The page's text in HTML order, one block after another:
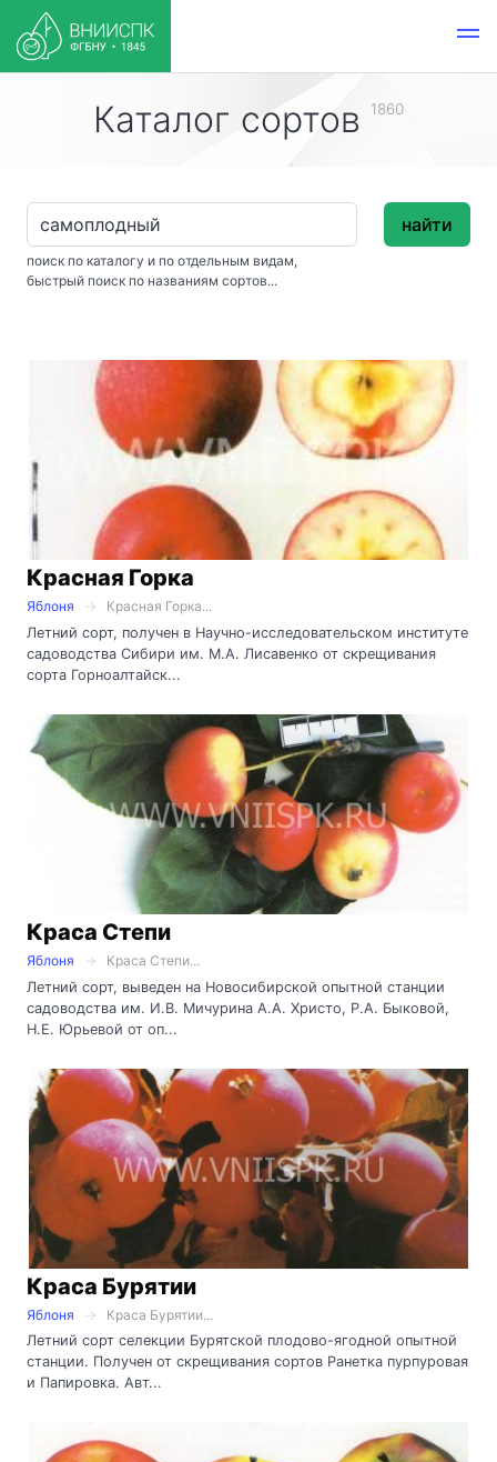
Каталог сортов 1860
поиск по каталогу и по отдельным видам,
быстрый поиск по названиям сортов...
найти
Красная Горка
Яблоня
Красная Горка...
Летний сорт, получен в Научно-исследовательском институте
садоводства Сибири им. М.А. Лисавенко от скрещивания
сорта Горноалтайск...
Краса Степи
Яблоня
Краса Степи...
Летний сорт, выведен на Новосибирской опытной станции
садоводства им. И.В. Мичурина А.А. Христо, Р.А. Быковой,
Н.Е. Юрьевой от оп...
Краса Бурятии
Яблоня
Краса Бурятии...
Летний сорт селекции Бурятской плодово-ягодной опытной
станции. Получен от скрещивания сортов Ранетка пурпуровая
и Папировка. Авт...